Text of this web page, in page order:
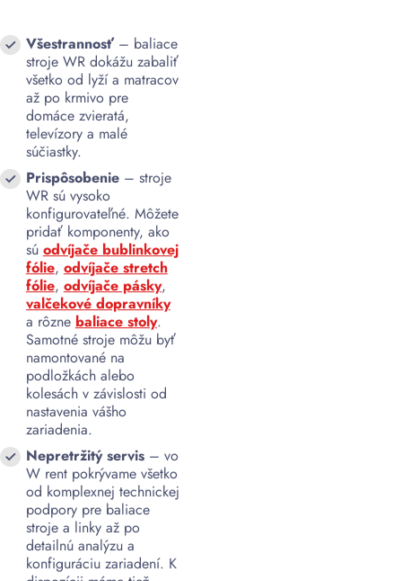
Všestrannosť – baliace
stroje WR dokážu zabaliť
všetko od lyží a matracov
až po krmivo pre
domáce zvieratá,
televízory a malé
súčiastky.
Prispôsobenie– stroje
WR sú vysoko
konfigurovateľné. Môžete
pridať komponenty, ako
sú odvíjače bublinkovej
fólie, odvíjače stretch
fólie, odvíjače pásky,
valčekové dopravníky
a rôzne baliace stoly.
Samotné stroje môžu byť
namontované na
podložkách alebo
kolesách v závislosti od
nastavenia vášho
zariadenia.
Nepretržitý servis– vo
W rent pokrývame všetko
od komplexnej technickej
podpory pre baliace
stroje a linky až po
detailnú analýzu a
konfiguráciu zariadení. K